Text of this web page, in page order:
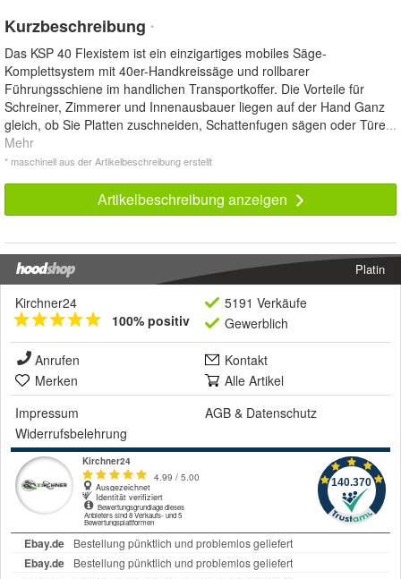
Kurzbeschreibung *
Das KSP 40 Flexistem ist ein einzigartiges mobiles Säge-
Komplettsystem mit 40er-Handkreissäge und rollbarer
Führungsschiene im handlichen Transportkoffer. Die Vorteile für
Schreiner, Zimmerer und Innenausbauer liegen auf der Hand Ganz
gleich, ob Sie Platten zuschneiden, Schattenfugen sägen oder Türe...
Mehr
* maschinell aus der Artikelbeschreibung erstellt
Artikelbeschreibung anzeigen
Platin
Kirchner24
100% positiv
5191 Verkäufe
Gewerblich
Anrufen
Kontakt
Merken
Alle Artikel
Impressum
AGB & Datenschutz
Widerrufsbelehrung